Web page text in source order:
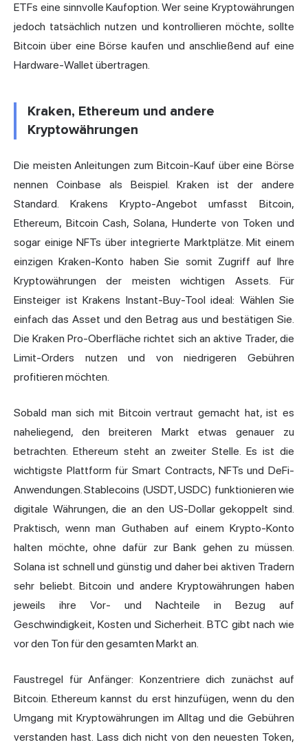
ETFs eine sinnvolle Kaufoption. Wer seine Kryptowährungen
jedoch tatsächlich nutzen und kontrollieren möchte, sollte
Bitcoin über eine Börse kaufen und anschließend auf eine
Hardware-Wallet übertragen.
Kraken, Ethereum und andere
Kryptowährungen
Die meisten Anleitungen zum Bitcoin-Kauf über eine Börse
nennen Coinbase als Beispiel. Kraken ist der andere
Standard. Krakens Krypto-Angebot umfasst Bitcoin,
Ethereum, Bitcoin Cash, Solana, Hunderte von Token und
sogar einige NFTs über integrierte Marktplätze. Mit einem
einzigen Kraken-Konto haben Sie somit Zugriff auf Ihre
Kryptowährungen der meisten wichtigen Assets. Für
Einsteiger ist Krakens Instant-Buy-Tool ideal: Wählen Sie
einfach das Asset und den Betrag aus und bestätigen Sie.
Die Kraken Pro-Oberfläche richtet sich an aktive Trader, die
Limit-Orders nutzen und von niedrigeren Gebühren
profitieren möchten.
Sobald man sich mit Bitcoin vertraut gemacht hat, ist es
naheliegend, den breiteren Markt etwas genauer zu
betrachten. Ethereum steht an zweiter Stelle. Es ist die
wichtigste Plattform für Smart Contracts, NFTs und DeFi-
Anwendungen. Stablecoins (USDT, USDC) funktionieren wie
digitale Währungen, die an den US-Dollar gekoppelt sind.
Praktisch, wenn man Guthaben auf einem Krypto-Konto
halten möchte, ohne dafür zur Bank gehen zu müssen.
Solana ist schnell und günstig und daher bei aktiven Tradern
sehr beliebt. Bitcoin und andere Kryptowährungen haben
jeweils ihre Vor- und Nachteile in Bezug auf
Geschwindigkeit, Kosten und Sicherheit. BTC gibt nach wie
vor den Ton für den gesamten Markt an.
Faustregel für Anfänger: Konzentriere dich zunächst auf
Bitcoin. Ethereum kannst du erst hinzufügen, wenn du den
Umgang mit Kryptowährungen im Alltag und die Gebühren
verstanden hast. Lass dich nicht von den neuesten Token,